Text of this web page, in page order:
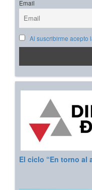
Email
Al suscribirme acepto
El ciclo “En torno al